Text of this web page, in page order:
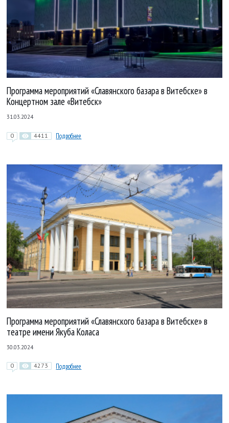
Программа мероприятий «Славянского базара в Витебске» в
Концертном зале «Витебск»
31.03.2024
0 4411 Подробнее
Программа мероприятий «Славянского базара в Витебске» в
театре имени Якуба Коласа
30.03.2024
0 4273 Подробнее